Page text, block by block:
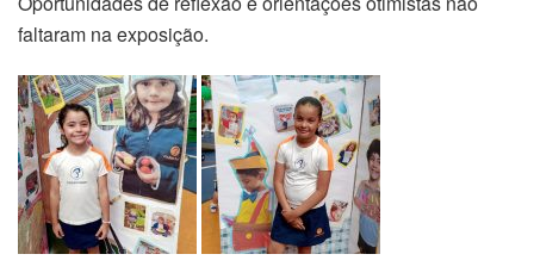
faltaram na exposição.